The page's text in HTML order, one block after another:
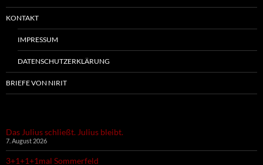
KONTAKT
IMPRESSUM
DATENSCHUTZERKLÄRUNG
BRIEFE VON NIRIT
Das Julius schließt. Julius bleibt.
7. August 2026
3+1+1+1mal Sommerfeld